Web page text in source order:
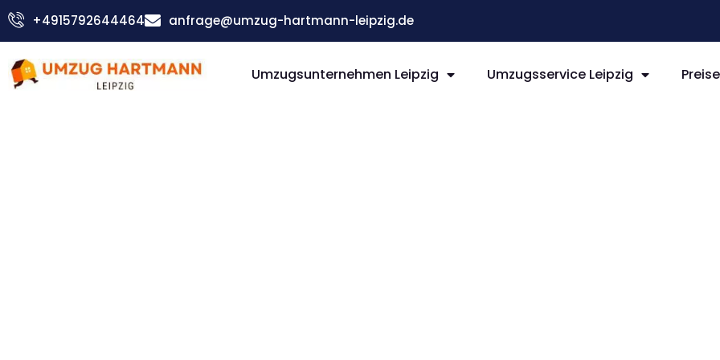
Zum
Inhalt
+4915792644464 anfrage@umzug-hartmann-leipzig.de
Umzugsunternehmen Leipzig Umzugsservice Leipzig Preise